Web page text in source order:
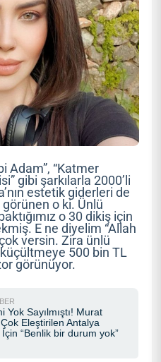
Adam”, “Katmer
gibi şarkılarla 2000’li
estetik giderleri de
görünen o ki. Ünlü
o 30 dikiş için
E ne diyelim “Allah
versin. Zira ünlü
küçültmeye 500 bin TL
görünüyor.